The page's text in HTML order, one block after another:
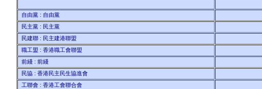
自由黨 : 自由黨
民主黨 : 民主黨
民建聯 : 民主建港聯盟
職工盟 : 香港職工會聯盟
前綫 : 前綫
民協 : 香港民主民生協進會
工聯會 : 香港工會聯合會